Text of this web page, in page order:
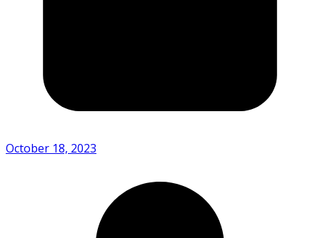
October 18, 2023